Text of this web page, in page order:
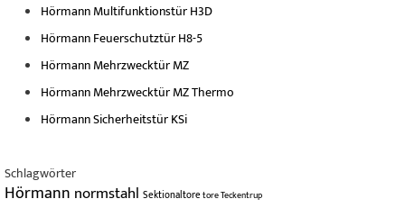
Hörmann Multifunktionstür H3D
Hörmann Feuerschutztür H8-5
Hörmann Mehrzwecktür MZ
Hörmann Mehrzwecktür MZ Thermo
Hörmann Sicherheitstür KSi
Schlagwörter
Hörmann normstahl SektionaltoretoreTeckentrup